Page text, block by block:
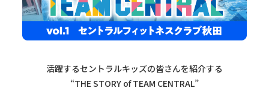
活躍するセントラルキッズの皆さんを紹介する
“THE STORY of TEAM CENTRAL”